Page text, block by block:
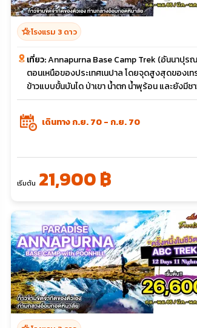
hotel_classโรงแรม 3 ดาว
เที่ยว:Annapurna Base Camp Trek (อันนาปุรณ
ตอนเหนือของประเทศเนปาล โดยจุดสูงสุดของเ
ข้าวแบบขั้นบันได ป่าเขา น้ำตก น้ำพุร้อน และยังมี
เดินทาง ก.ย. 70 - ก.ย. 70
เริ่มต้น 21,900 ฿